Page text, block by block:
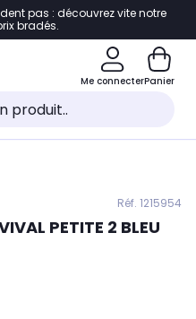
de page
pas : découvrez vite notre
bradés.
Me connecterPanier
Réf. 1215954
PETITE 2 BLEU